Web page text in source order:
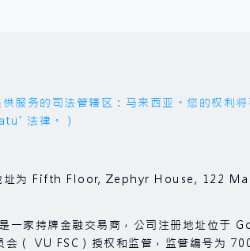
供服务的司法管辖区：马来西亚。您的权
法律。）
为 Fifth Floor, Zephyr House, 122
家持牌金融交易商，公司注册地址位
（ VU FSC）授权和监管，监管编号为